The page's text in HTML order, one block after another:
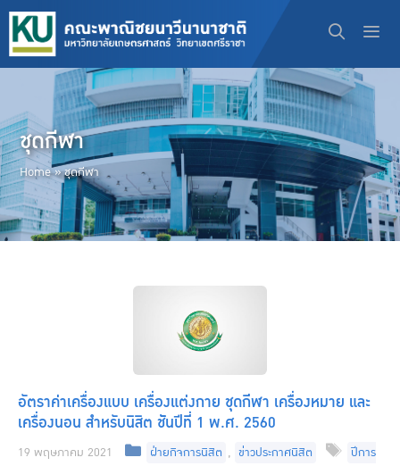
Skip
content
ชุดกีฬา
Home»ชุดกีฬา
อัตราค่าเครื่องแบบ เครื่องแต่งกาย ชุดกีฬา เครื่องหมาย และ
เครื่องนอน สำหรับนิสิต ชัันปีที่ 1 พ.ศ. 2560
19 พฤษภาคม 2021 Categories
ฝ่ายกิจการนิสิต , ข่าวประกาศนิสิต Tags
ปีการ